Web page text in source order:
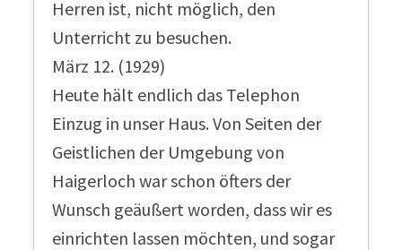
Herren ist, nicht möglich, den
Unterricht zu besuchen.
März 12. (1929)
Heute hält endlich das Telephon
Einzug in unser Haus. Von Seiten der
Geistlichen der Umgebung von
Haigerloch war schon öfters der
Wunsch geäußert worden, dass wir es
einrichten lassen möchten, und sogar